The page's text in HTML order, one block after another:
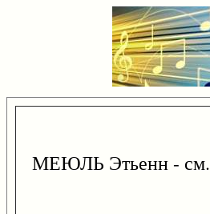
МЕЮЛЬ Этьенн - см.